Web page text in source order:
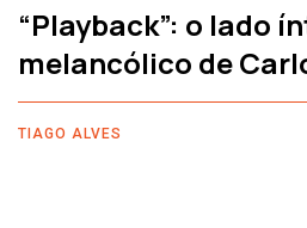
“Playback”: o lado
melancólico de
TIAGO ALVES